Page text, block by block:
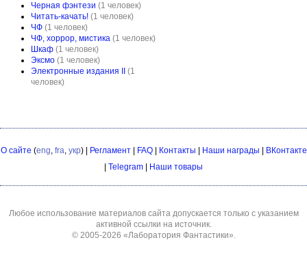
Черная фэнтези (1 человек)
Читать-качать! (1 человек)
ЧФ (1 человек)
ЧФ, хоррор, мистика (1 человек)
Шкаф (1 человек)
Эксмо (1 человек)
Электронные издания II
(1
человек)
О сайте (eng, fra, укр) | Регламент| FAQ| Контакты Наши награды
ВКонтакте
Telegram Наши товары
Любое использование материалов сайта допускается только с указанием
активной ссылки на источник.
© 2005-2026 «Лаборатория Фантастики».